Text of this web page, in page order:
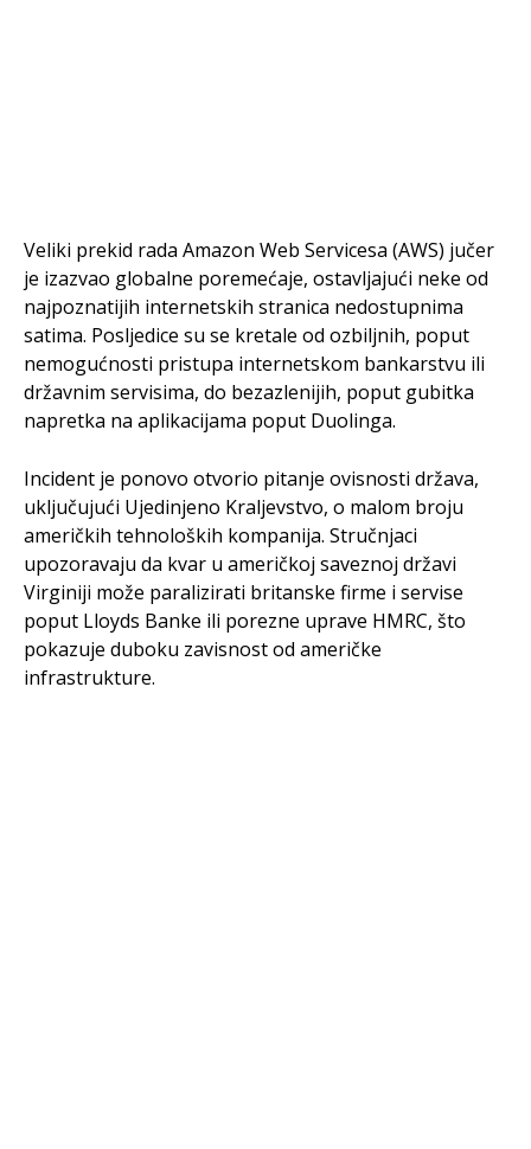
Veliki prekid rada Amazon Web Servicesa (AWS) jučer
je izazvao globalne poremećaje, ostavljajući neke od
najpoznatijih internetskih stranica nedostupnima
satima. Posljedice su se kretale od ozbiljnih, poput
nemogućnosti pristupa internetskom bankarstvu ili
državnim servisima, do bezazlenijih, poput gubitka
napretka na aplikacijama poput Duolinga.
Incident je ponovo otvorio pitanje ovisnosti država,
uključujući Ujedinjeno Kraljevstvo, o malom broju
američkih tehnoloških kompanija. Stručnjaci
upozoravaju da kvar u američkoj saveznoj državi
Virginiji može paralizirati britanske firme i servise
poput Lloyds Banke ili porezne uprave HMRC, što
pokazuje duboku zavisnost od američke
infrastrukture.